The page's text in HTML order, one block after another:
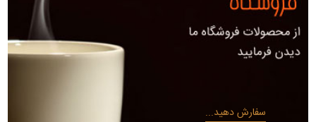
سفارش دهید...